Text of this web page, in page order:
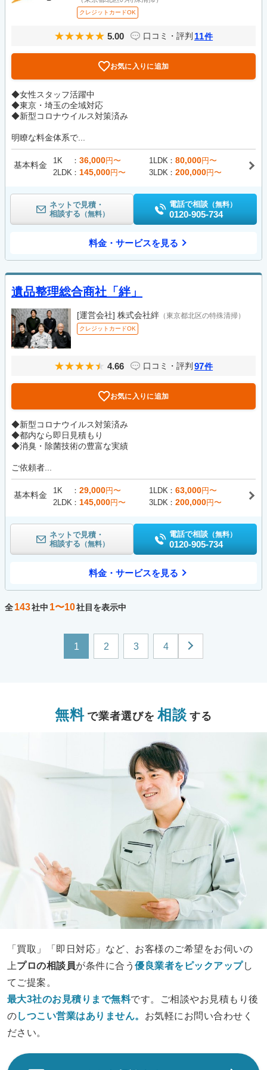
クレジットカードOK
5.00 口コミ・評判 11件
お気に入りに追加
◆女性スタッフ活躍中
◆東京・埼玉の全域対応
◆新型コロナウイルス対策済み
明瞭な料金体系で...
基本料金 1K 36,000円〜 1LDK 80,000円〜
2LDK
145,000円〜 3LDK 200,000円〜
ネットで見積・
相談する （無料）
電話で相談 （無料）
0120-905-734
料金・サービスを見る
遺品整理総合商社「絆」
[運営会社] 株式会社絆 （東京都北区の特殊清掃）
クレジットカードOK
4.66 口コミ・評判 97件
お気に入りに追加
◆新型コロナウイルス対策済み
◆都内なら即日見積もり
◆消臭・除菌技術の豊富な実績
ご依頼者...
基本料金 1K 29,000円〜 1LDK 63,000円〜
2LDK
145,000円〜 3LDK 200,000円〜
ネットで見積・
相談する （無料）
電話で相談 （無料）
0120-905-734
料金・サービスを見る
全143社中 1〜10社目を表示中
1 2 3 4
無料 で業者選びを 相談 する
「買取」「即日対応」など、お客様のご希望をお伺いの
上プロの相談員が条件に合う優良業者をピックアップし
てご提案。
最大3社のお見積りまで無料です。ご相談やお見積もり後
のしつこい営業はありません。 お気軽にお問い合わせく
ださい。